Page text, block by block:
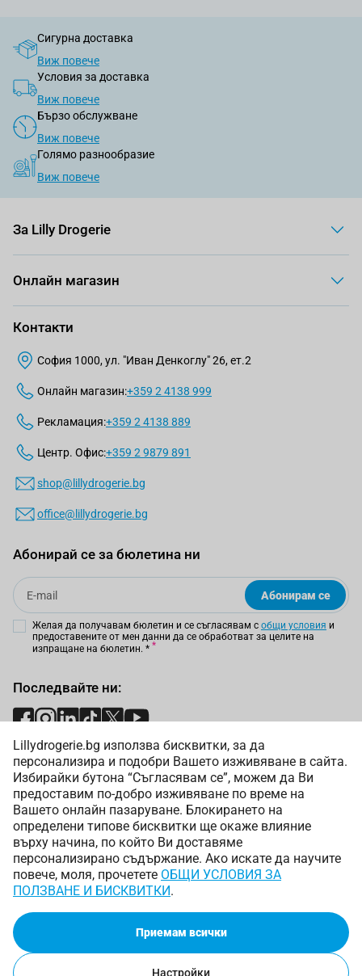
Lillydrogerie.bg използва бисквитки, за да
персонализира и подобри Вашето изживяване в сайта.
Избирайки бутона “Съгласявам се”, можем да Ви
предоставим по-добро изживяване по време на
Вашето онлайн пазаруване. Блокирането на
определени типове бисквитки ще окаже влияние
върху начина, по който Ви доставяме
персонализирано съдържание. Ако искате да научите
повече, моля, прочетете ОБЩИ УСЛОВИЯ ЗА
ПОЛЗВАНЕ И БИСКВИТКИ.
Приемам всички
Настройки
Сигурна доставка
Виж повече
Условия за доставка
Виж повече
Бързо обслужване
Виж повече
Голямо разнообразие
Виж повече
За Lilly Drogerie
Онлайн магазин
Контакти
София 1000, ул. "Иван Денкоглу" 26, ет.2
Онлайн магазин:+359 2 4138 999
Рекламация:+359 2 4138 889
Центр. Офис:+359 2 9879 891
shop@lillydrogerie.bg
office@lillydrogerie.bg
Абонирай се за бюлетина ни
Email
Абонирам се
Желая да получавам бюлетин и се съгласявам с общи условия и
предоставените от мен данни да се обработват за целите на
изпращане на бюлетин. *
Последвайте ни:
Начини на плащане:
Начини на доставка:
Copyright © 2025 Лили Дрогерие ЕООД. Всички права
запазени.
Онлайн магазин от